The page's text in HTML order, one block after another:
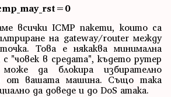
всички ICMP пакети, които са
на gateway/router между
Това е някаква минимална
"човек в средата", където рутер
да блокира избирателно
от вашата машина. Също така
да доведе и до DoS атака.